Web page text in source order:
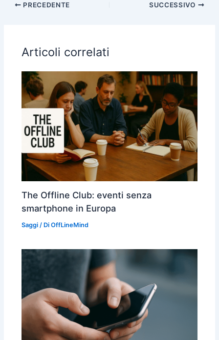
PRECEDENTE SUCCESSIVO
Articoli correlati
The Offline Club: eventi senza
smartphone in Europa
Saggi / DiOffLineMind